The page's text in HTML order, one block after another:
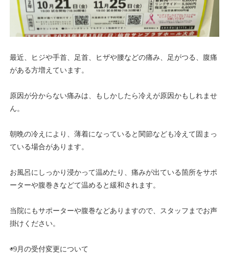
最近、ヒジや手首、足首、ヒザや腰などの痛み、足がつる、腹痛
がある方増えています。
原因が分からない痛みは、もしかしたら冷えが原因かもしれませ
ん。
朝晩の冷えにより、薄着になっていると関節なども冷えて固まっ
ている場合があります。
お風呂にしっかり浸かって温めたり、痛みが出ている箇所をサポ
ーターや腹巻きなどて温めると緩和されます。
当院にもサポーターや腹巻などありますので、スタッフまでお声
掛けください。
◉9月の受付変更について